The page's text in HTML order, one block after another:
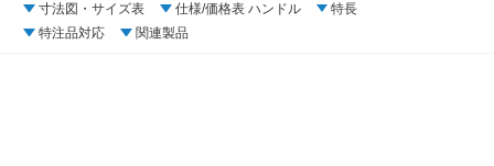
寸法図・サイズ表
仕様/価格表 ハンドル
特長
特注品対応
関連製品